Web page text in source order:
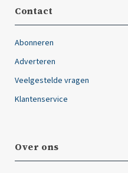
Contact
Abonneren
Adverteren
Veelgestelde vragen
Klantenservice
Over ons